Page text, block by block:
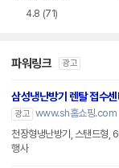
4.8 (71)
파워링크 광고
삼성냉난방기 렌탈 접수센
광고 www.sh홈쇼핑.com
천장형냉난방기, 스탠드형,
행사